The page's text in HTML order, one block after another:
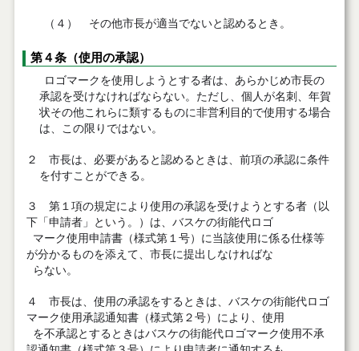
（４） その他市長が適当でないと認めるとき。
第４条（使用の承認）
ロゴマークを使用しようとする者は、あらかじめ市長の
承認を受けなければならない。ただし、個人が名刺、年賀
状その他これらに類するものに非営利目的で使用する場合
は、この限りではない。
２ 市長は、必要があると認めるときは、前項の承認に条件
を付すことができる。
３ 第１項の規定により使用の承認を受けようとする者（以
下「申請者」という。）は、バスケの街能代ロゴ
マーク使用申請書（様式第１号）に当該使用に係る仕様等
が分かるものを添えて、市長に提出しなければな
らない。
４ 市長は、使用の承認をするときは、バスケの街能代ロゴ
マーク使用承認通知書（様式第２号）により、使用
を不承認とするときはバスケの街能代ロゴマーク使用不承